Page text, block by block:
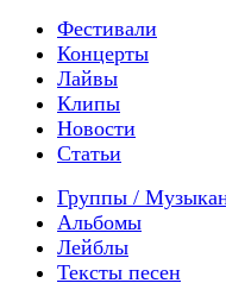
Фестивали
Концерты
Лайвы
Клипы
Новости
Статьи
Группы /
Альбомы
Лейблы
Тексты песен